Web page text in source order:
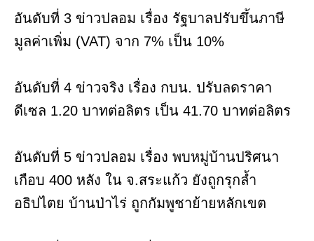
อันดับที่ 3 ข่าวปลอม เรื่อง รัฐบาลปรับขึ้นภาษี
มูลค่าเพิ่ม (VAT) จาก 7% เป็น 10%
อันดับที่ 4 ข่าวจริง เรื่อง กบน. ปรับลดราคา
ดีเซล 1.20 บาทต่อลิตร เป็น 41.70 บาทต่อลิตร
อันดับที่ 5 ข่าวปลอม เรื่อง พบหมู่บ้านปริศนา
เกือบ 400 หลัง ใน จ.สระแก้ว ยังถูกรุกล้ำ
อธิปไตย บ้านป่าไร่ ถูกกัมพูชาย้ายหลักเขต